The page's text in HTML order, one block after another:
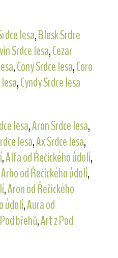
lesa,Blesk Srdce
Srdce lesa,Cezar
,Cony Srdce lesa,Coro
,Cyndy Srdce lesa
lesa,Aron Srdce lesa,
lesa,Ax Srdce lesa,
,Alfa od Řečického údolí,
Arbo od Řečického údolí,
,Aron od Řečického
údolí,Aura od
břehů,Art z Pod